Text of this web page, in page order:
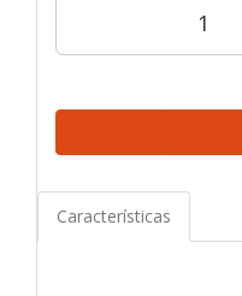
Características